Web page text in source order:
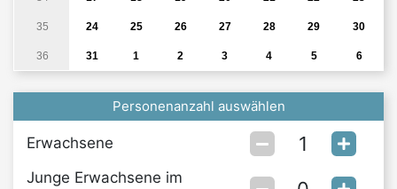
35 24 25 26 27 28 29 30
36 31 1 2 3 4 5 6
Personenanzahl auswählen
Erwachsene
Junge Erwachsene im